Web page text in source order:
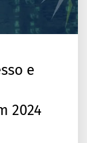
e
2024